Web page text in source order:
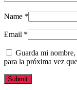
Name *
Email *
Guarda mi
para la próxima vez